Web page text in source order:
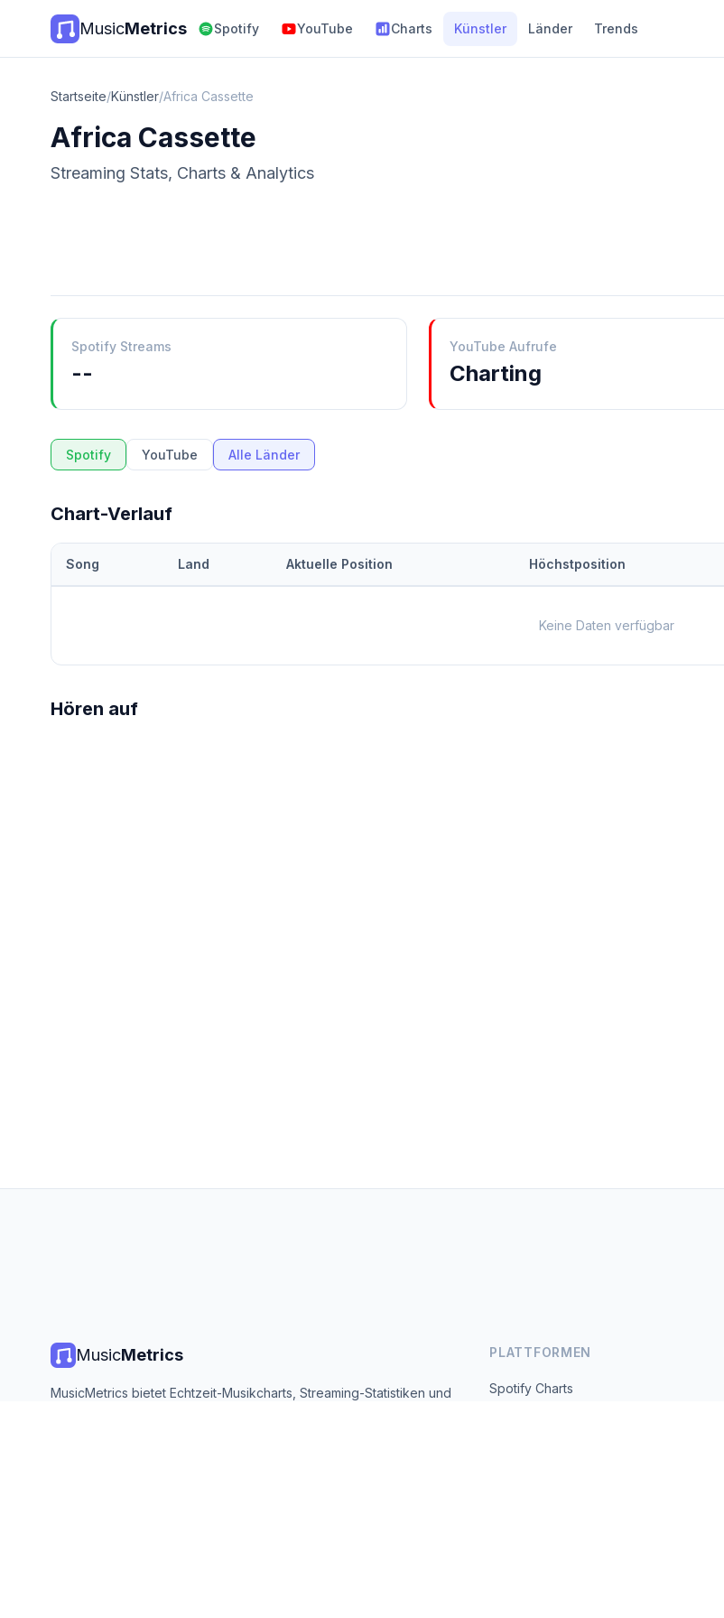
MusicMetrics Spotify YouTube Charts Künstler Länder Trends
Startseite/Künstler/Africa Cassette
Africa Cassette
Streaming Stats, Charts & Analytics
Spotify Streams
--
YouTube Aufrufe
Charting
Spotify YouTube Alle Länder
Chart-Verlauf
Song Land Aktuelle Position Höchstposition
Keine Daten verfügbar
Hören auf
MusicMetrics
MusicMetrics bietet Echtzeit-Musikcharts, Streaming-Statistiken und
PLATTFORMEN
Spotify Charts